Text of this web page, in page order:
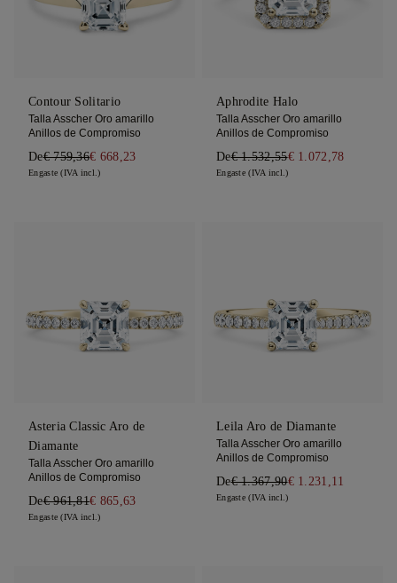
Contour Solitario
Talla Asscher Oro amarillo
Anillos de Compromiso
De€ 759,36€ 668,23
Engaste (IVA incl.)
Aphrodite Halo
Talla Asscher Oro amarillo
Anillos de Compromiso
De€ 1.532,55€ 1.072,78
Engaste (IVA incl.)
Asteria Classic Aro de
Diamante
Talla Asscher Oro amarillo
Anillos de Compromiso
De€ 961,81€ 865,63
Engaste (IVA incl.)
Leila Aro de Diamante
Talla Asscher Oro amarillo
Anillos de Compromiso
De€ 1.367,90€ 1.231,11
Engaste (IVA incl.)